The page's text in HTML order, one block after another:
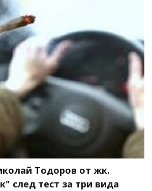
Тодоров от жк.
след тест за три вида